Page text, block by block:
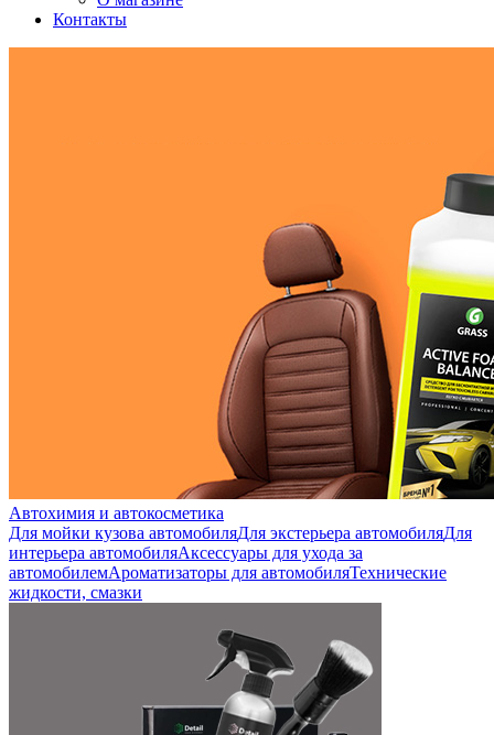
Контакты
Автохимия и автокосметика
Для мойки кузова автомобиляДля экстерьера автомобиляДля
интерьера автомобиляАксессуары для ухода за
автомобилемАроматизаторы для автомобиляТехнические
жидкости, смазки